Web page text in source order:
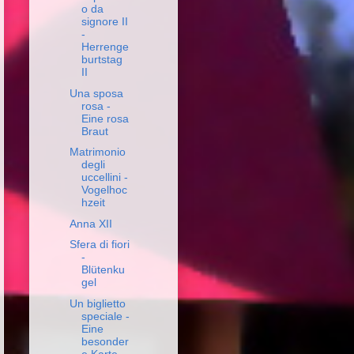
o da
signore II
-
Herrenge
burtstag
II
Una sposa
rosa -
Eine rosa
Braut
Matrimonio
degli
uccellini -
Vogelhoc
hzeit
Anna XII
Sfera di fiori
-
Blütenku
gel
Un biglietto
speciale -
Eine
besonder